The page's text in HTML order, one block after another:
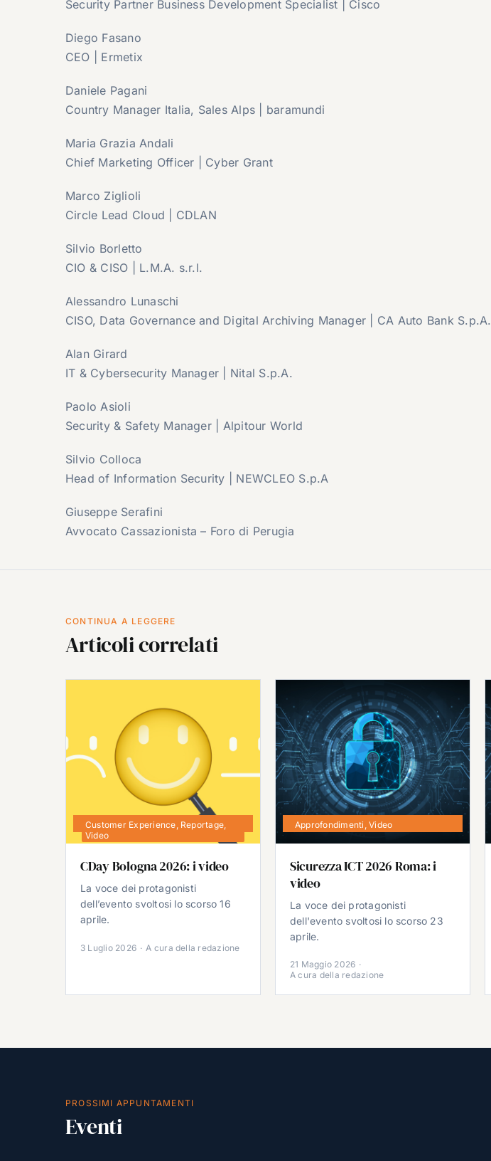
Security Partner Business Development Specialist | Cisco
Diego Fasano
CEO | Ermetix
Daniele Pagani
Country Manager Italia, Sales Alps | baramundi
Maria Grazia Andali
Chief Marketing Officer | Cyber Grant
Marco Ziglioli
Circle Lead Cloud | CDLAN
Silvio Borletto
CIO & CISO | L.M.A. s.r.l.
Alessandro Lunaschi
CISO, Data Governance and Digital Archiving Manager | CA Auto Bank S.p.A.
Alan Girard
IT & Cybersecurity Manager | Nital S.p.A.
Paolo Asioli
Security & Safety Manager | Alpitour World
Silvio Colloca
Head of Information Security | NEWCLEO S.p.A
Giuseppe Serafini
Avvocato Cassazionista – Foro di Perugia
CONTINUA A LEGGERE
Articoli correlati
Customer Experience, Reportage,
Video
CDay Bologna 2026: i video
La voce dei protagonisti
dell’evento svoltosi lo scorso 16
aprile.
3 Luglio 2026 · A cura della redazione
Approfondimenti ,Video
Sicurezza ICT 2026 Roma: i
video
La voce dei protagonisti
dell'evento svoltosi lo scorso 23
aprile.
21 Maggio 2026 ·
A cura della redazione
PROSSIMI APPUNTAMENTI
Eventi